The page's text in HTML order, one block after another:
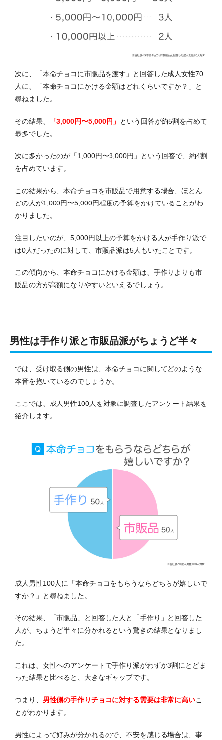
次に、「本命チョコに市販品を渡す」と回答した成人女性70
人に、「本命チョコにかける金額はどれくらいですか？」と
尋ねました。
その結果、 「3,000円〜5,000円」 という回答が約5割を占めて
最多でした。
次に多かったのが「1,000円〜3,000円」という回答で、約4割
を占めています。
この結果から、本命チョコを市販品で用意する場合、ほとん
どの人が1,000円〜5,000円程度の予算をかけていることがわ
かりました。
注目したいのが、5,000円以上の予算をかける人が手作り派で
は0人だったのに対して、市販品派は5人もいたことです。
この傾向から、本命チョコにかける金額は、手作りよりも市
販品の方が高額になりやすいといえるでしょう。
男性は手作り派と市販品派がちょうど半々
では、受け取る側の男性は、本命チョコに関してどのような
本音を抱いているのでしょうか。
ここでは、成人男性100人を対象に調査したアンケート結果を
紹介します。
成人男性100人に「本命チョコをもらうならどちらが嬉しいで
すか？」と尋ねました。
その結果、「市販品」と回答した人と「手作り」と回答した
人が、ちょうど半々に分かれるという驚きの結果となりまし
た。
これは、女性へのアンケートで手作り派がわずか3割にとどま
った結果と比べると、大きなギャップです。
つまり、 男性側の手作りチョコに対する需要は非常に高いこ
とがわかります。
男性によって好みが分かれるので、不安を感じる場合は、事